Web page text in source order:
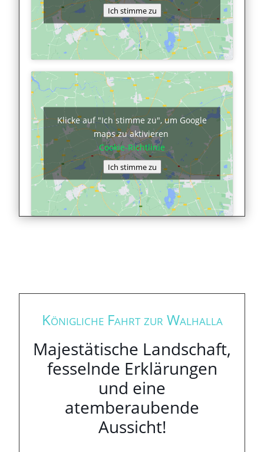
Ich stimme zu
Klicke auf "Ich stimme zu", um Google
maps zu aktivieren
Cookie-Richtlinie
Ich stimme zu
Königliche Fahrt zur Walhalla
Majestätische Landschaft,
fesselnde Erklärungen
und eine
atemberaubende
Aussicht!